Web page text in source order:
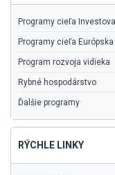
Programy cieľa
Programy cieľa
Program rozvoja vidieka
Rybné hospodárstvo
Ďalšie programy
RÝCHLE LINKY